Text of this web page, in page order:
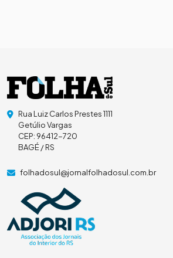
Rua Luiz Carlos Prestes 1111
Getúlio Vargas
CEP: 96412-720
BAGÉ / RS
folhadosul@jornalfolhadosul.com.br